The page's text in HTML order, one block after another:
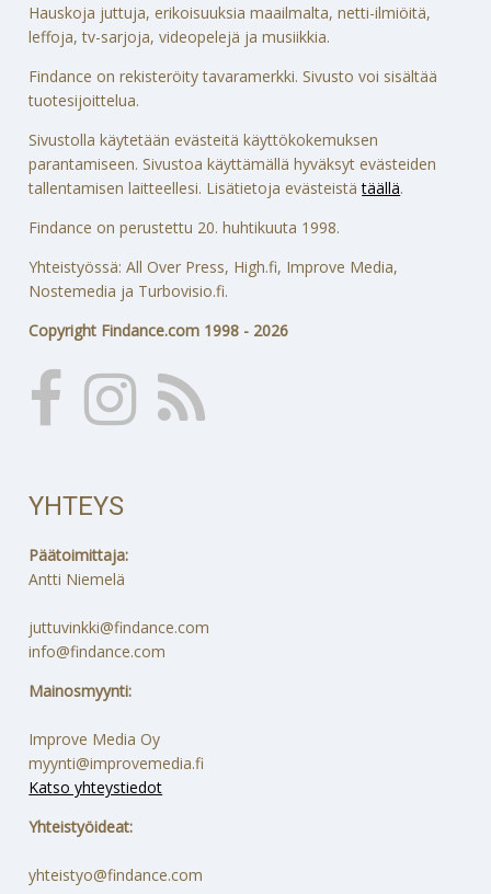
Hauskoja juttuja, erikoisuuksia maailmalta, netti-ilmiöitä,
leffoja, tv-sarjoja, videopelejä ja musiikkia.
Findance on rekisteröity tavaramerkki. Sivusto voi sisältää
tuotesijoittelua.
Sivustolla käytetään evästeitä käyttökokemuksen
parantamiseen. Sivustoa käyttämällä hyväksyt evästeiden
tallentamisen laitteellesi. Lisätietoja evästeistätäällä.
Findance on perustettu 20. huhtikuuta 1998.
Yhteistyössä: All Over Press, High.fi, Improve Media,
Nostemedia ja Turbovisio.fi.
Copyright Findance.com 1998 - 2026
YHTEYS
Päätoimittaja:
Antti Niemelä
juttuvinkki@findance.com
info@findance.com
Mainosmyynti:
Improve Media Oy
myynti@improvemedia.fi
Katso yhteystiedot
Yhteistyöideat:
yhteistyo@findance.com